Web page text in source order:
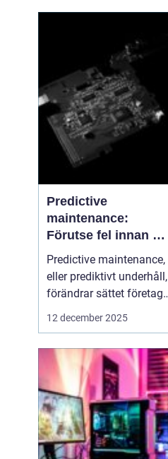
Predictive
maintenance:
Förutse fel innan de
uppstår med hjälp
av sensorer
Predictive maintenance,
eller prediktivt underhåll,
förändrar sättet företag
hanterar maskiner och
går sönder, använder
system se...
12 december 2025